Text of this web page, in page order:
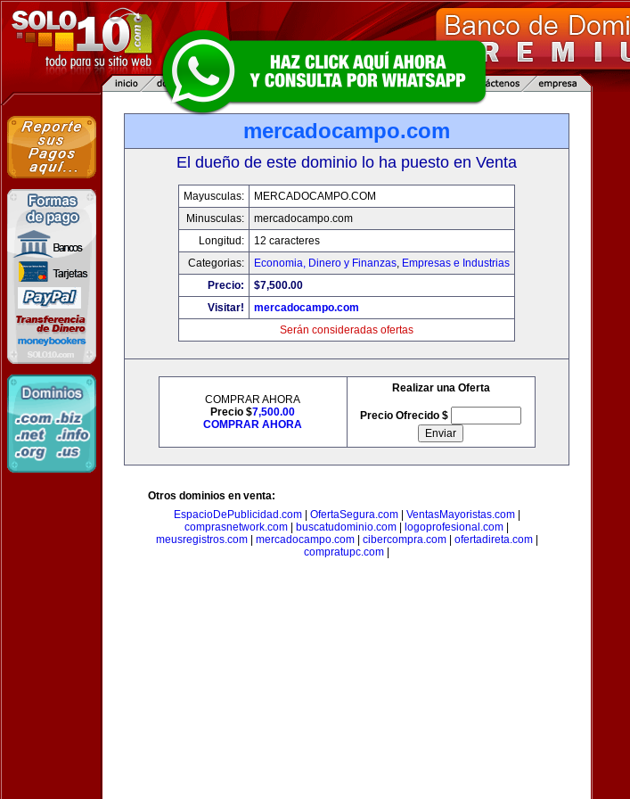
mercadocampo.com
El dueño de este dominio lo ha puesto en Venta
Mayusculas:
MERCADOCAMPO.COM
Minusculas:
mercadocampo.com
Longitud:
12 caracteres
Categorias:
Economia, Dinero y Finanzas, Empresas e Industrias
Precio:
$7,500.00
Visitar!
mercadocampo.com
Serán consideradas ofertas
COMPRAR AHORA
Precio $7,500.00
COMPRAR AHORA
Realizar una Oferta
Precio Ofrecido $
Otros dominios en venta:
EspacioDePublicidad.com| OfertaSegura.com| VentasMayoristas.com|
comprasnetwork.com
buscatudominio.com logoprofesional.com
meusregistros.com| mercadocampo.com| cibercompra.com| ofertadireta.com|
compratupc.com